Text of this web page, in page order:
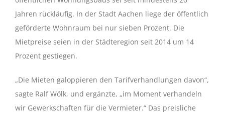
Jahren rückläufig. In der Stadt Aachen liege der öffentlich
geförderte Wohnraum bei nur sieben Prozent. Die
Mietpreise seien in der Städteregion seit 2014 um 14
Prozent gestiegen.
„Die Mieten galoppieren den Tarifverhandlungen davon“,
sagte Ralf Wölk, und ergänzte, „im Moment verhandeln
wir Gewerkschaften für die Vermieter.“ Das preisliche